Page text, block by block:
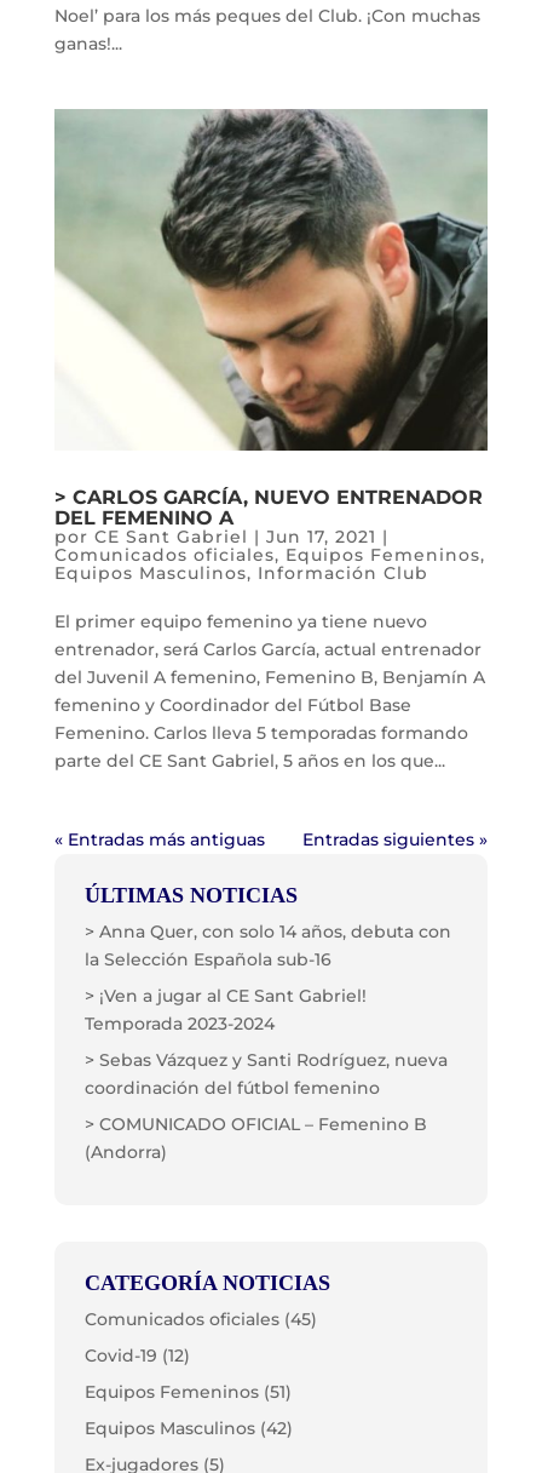
Noel’ para los más peques del Club. ¡Con muchas
ganas!...
> CARLOS GARCÍA, NUEVO ENTRENADOR
DEL FEMENINO A
por CE Sant Gabriel | Jun 17, 2021 |
Comunicados oficiales, Equipos Femeninos,
Equipos Masculinos, Información Club
El primer equipo femenino ya tiene nuevo
entrenador, será Carlos García, actual entrenador
del Juvenil A femenino, Femenino B, Benjamín A
femenino y Coordinador del Fútbol Base
Femenino. Carlos lleva 5 temporadas formando
parte del CE Sant Gabriel, 5 años en los que...
« Entradas más antiguas Entradas siguientes »
ÚLTIMAS NOTICIAS
> Anna Quer, con solo 14 años, debuta con
la Selección Española sub-16
> ¡Ven a jugar al CE Sant Gabriel!
Temporada 2023-2024
> Sebas Vázquez y Santi Rodríguez, nueva
coordinación del fútbol femenino
> COMUNICADO OFICIAL – Femenino B
(Andorra)
CATEGORÍA NOTICIAS
Comunicados oficiales(45)
Covid-19 (12)
Equipos Femeninos(51)
Equipos Masculinos(42)
Ex-jugadores(5)